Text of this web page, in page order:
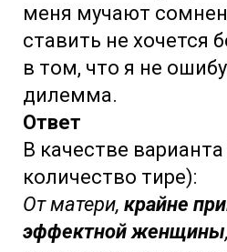
меня мучают
ставить не хочется
в том, что я не
дилемма.
Ответ
В качестве
количество тире):
От матери, крайне
эффектной женщины